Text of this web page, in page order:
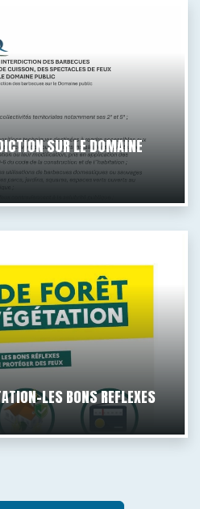
SUR LE DOMAINE
LES BONS REFLEXES